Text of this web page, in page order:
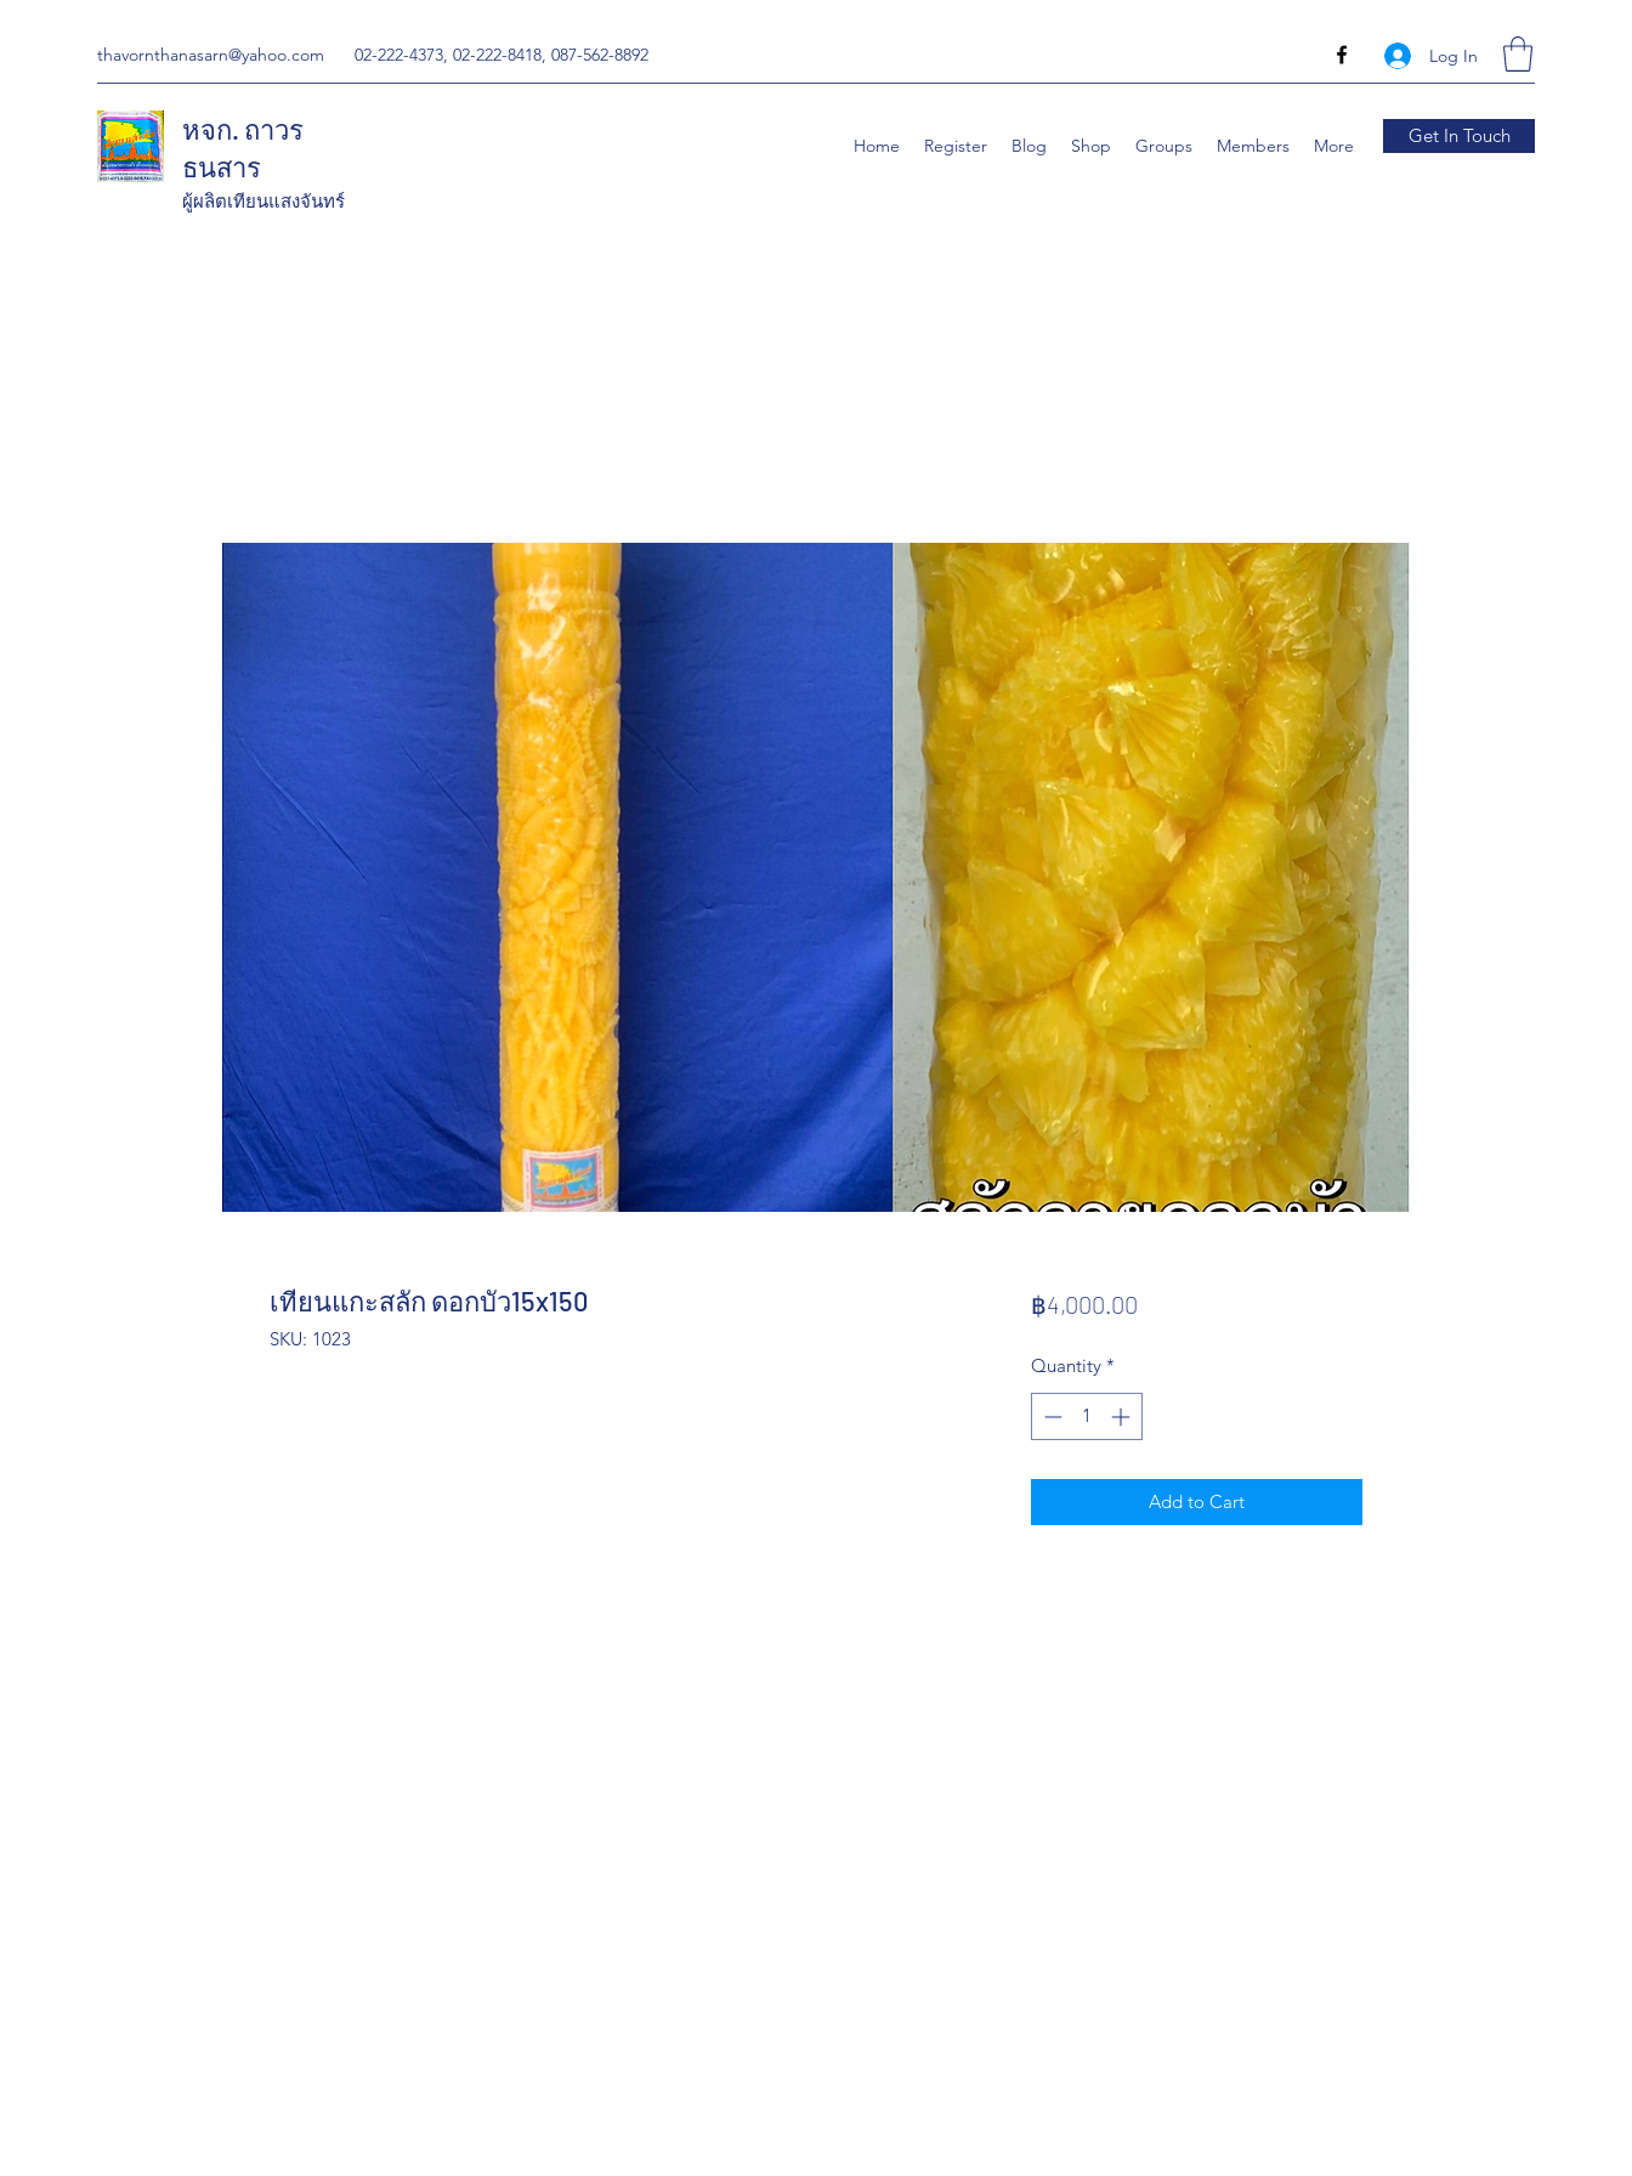
thavornthanasarn@yahoo.com 02-222-4373, 02-222-8418, 087-562-8892 Log In
หจก. ถาวร
ธนสาร
ผู้ผลิตเทียนแสงจันทร์
Home Register Blog Shop Groups Members More Get In Touch
เทียนแกะสลัก ดอกบัว15x150
SKU: 1023
฿4,000.00Price
Quantity *
Add to Cart